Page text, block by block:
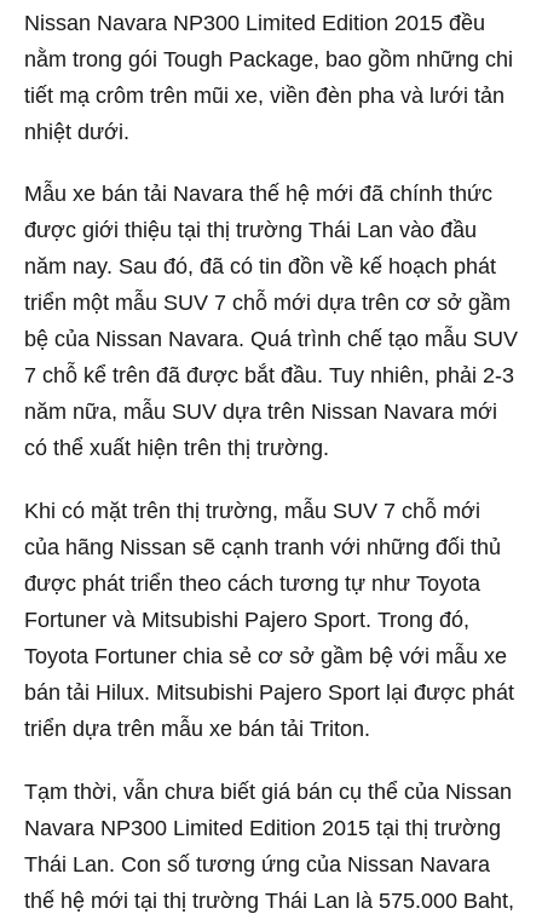
Nissan Navara NP300 Limited Edition 2015 đều
nằm trong gói Tough Package, bao gồm những chi
tiết mạ crôm trên mũi xe, viền đèn pha và lưới tản
nhiệt dưới.
Mẫu xe bán tải Navara thế hệ mới đã chính thức
được giới thiệu tại thị trường Thái Lan vào đầu
năm nay. Sau đó, đã có tin đồn về kế hoạch phát
triển một mẫu SUV 7 chỗ mới dựa trên cơ sở gầm
bệ của Nissan Navara. Quá trình chế tạo mẫu SUV
7 chỗ kể trên đã được bắt đầu. Tuy nhiên, phải 2-3
năm nữa, mẫu SUV dựa trên Nissan Navara mới
có thể xuất hiện trên thị trường.
Khi có mặt trên thị trường, mẫu SUV 7 chỗ mới
của hãng Nissan sẽ cạnh tranh với những đối thủ
được phát triển theo cách tương tự như Toyota
Fortuner và Mitsubishi Pajero Sport. Trong đó,
Toyota Fortuner chia sẻ cơ sở gầm bệ với mẫu xe
bán tải Hilux. Mitsubishi Pajero Sport lại được phát
triển dựa trên mẫu xe bán tải Triton.
Tạm thời, vẫn chưa biết giá bán cụ thể của Nissan
Navara NP300 Limited Edition 2015 tại thị trường
Thái Lan. Con số tương ứng của Nissan Navara
thế hệ mới tại thị trường Thái Lan là 575.000 Baht,